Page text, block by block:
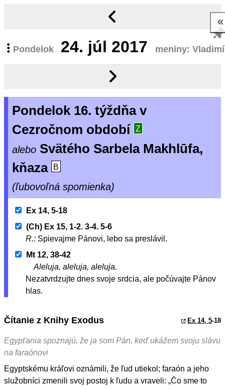
Pondelok 24. júl 2017 meniny:
Pondelok 16. týždňa v
Cezročnom období
Z
alebo Svätého Sarbela Makhlūfa,
kňaza
B
(ľubovoľná spomienka)
Ex 14, 5-18
(Ch) Ex 15, 1-2. 3-4. 5-6
R.: Spievajme Pánovi, lebo sa preslávil.
Mt 12, 38-42
Aleluja, aleluja, aleluja.
Nezatvrdzujte dnes svoje srdcia, ale počúvajte Pánov
hlas.
Čítanie z Knihy Exodus Ex 14, 5-18
Egypťania spoznajú, že ja som Pán, keď ukážem svoju slávu
na faraónovi
Egyptskému kráľovi oznámili, že ľud utiekol; faraón a jeho
služobníci zmenili svoj postoj k ľudu a vraveli: „Čo sme to